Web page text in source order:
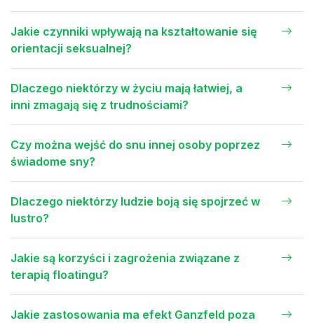
Jakie czynniki wpływają na kształtowanie się
orientacji seksualnej?
Dlaczego niektórzy w życiu mają łatwiej, a
inni zmagają się z trudnościami?
Czy można wejść do snu innej osoby poprzez
świadome sny?
Dlaczego niektórzy ludzie boją się spojrzeć w
lustro?
Jakie są korzyści i zagrożenia związane z
terapią floatingu?
Jakie zastosowania ma efekt Ganzfeld poza